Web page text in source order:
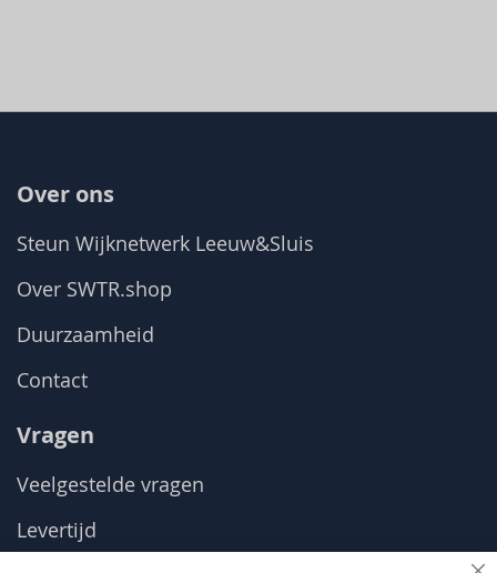
Over ons
Steun Wijknetwerk Leeuw&Sluis
Over SWTR.shop
Duurzaamheid
Contact
Vragen
Veelgestelde vragen
Levertijd